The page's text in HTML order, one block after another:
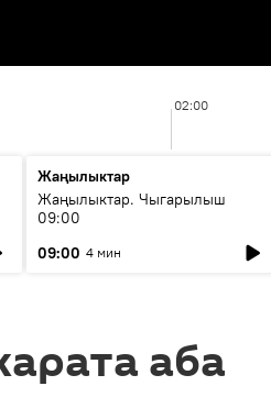
02:00
Жаңылыктар
Жаңылыктар. Чыгарылыш
09:00
09:00 4 мин
аба